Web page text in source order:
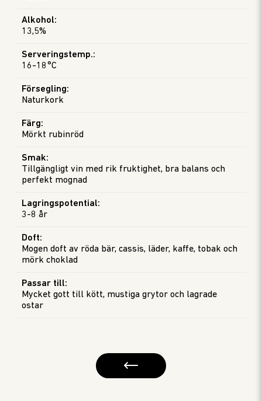
Alkohol:
13,5%
Serveringstemp.:
16-18°C
Försegling:
Naturkork
Färg:
Mörkt rubinröd
Doft:
Mogen doft av röda bär, cassis, läder, kaffe, tobak och
mörk choklad
Smak:
Tillgängligt vin med rik fruktighet, bra balans och
perfekt mognad
Passar till:
Mycket gott till kött, mustiga grytor och lagrade
ostar
Lagringspotential:
3-8 år